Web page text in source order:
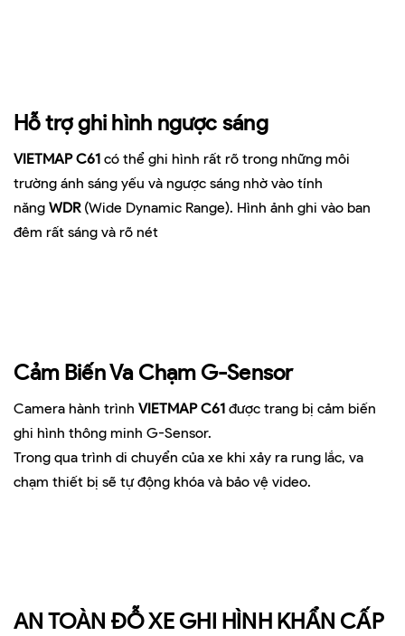
Hỗ trợ ghi hình ngược sáng
VIETMAP C61 có thể ghi hình rất rõ trong những môi
trường ánh sáng yếu và ngược sáng nhờ vào tính
năng WDR(Wide Dynamic Range). Hình ảnh ghi vào ban
đêm rất sáng và rõ nét
Cảm Biến Va Chạm G-Sensor
Camera hành trình VIETMAP C61 được trang bị cảm biến
ghi hình thông minh G-Sensor.
Trong qua trình di chuyển của xe khi xảy ra rung lắc, va
chạm thiết bị sẽ tự động khóa và bảo vệ video.
AN TOÀN ĐỖ XE GHI HÌNH KHẨN CẤP